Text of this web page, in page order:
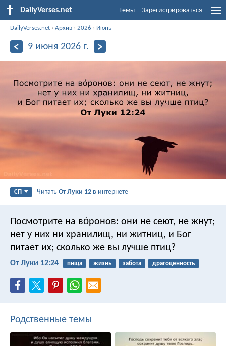
DailyVerses.net Темы Зарегистрироваться
DailyVerses.net ›Архив ›2026 › Июнь
9 июня 2026 г.
СП ЧитатьОт Луки 12 в интернете
Посмотрите на во́ронов: они не сеют, не жнут;
нет у них ни хранилищ, ни житниц, и Бог
питает их; сколько же вы лучше птиц?
От Луки 12:24 пища жизнь забота драгоценность
Родственные темы